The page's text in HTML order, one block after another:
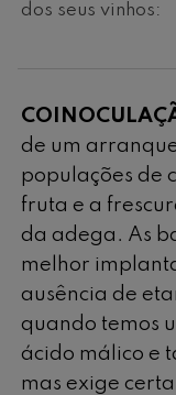
dos seus vinhos:
de um
populações de
fruta e a
da adega. As
melhor
ausência de
quando temos
ácido málico e
mas exige